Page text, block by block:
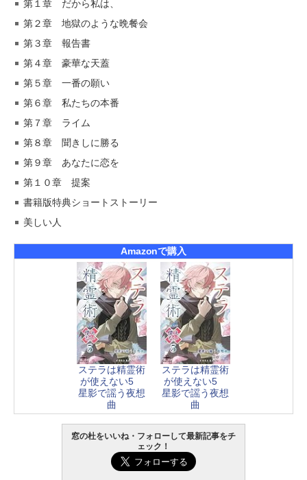
第１章 だから私は、
第２章 地獄のような晩餐会
第３章 報告書
第４章 豪華な天蓋
第５章 一番の願い
第６章 私たちの本番
第７章 ライム
第８章 聞きしに勝る
第９章 あなたに恋を
第１０章 提案
書籍版特典ショートストーリー
美しい人
Amazonで購入
ステラは精霊術
が使えない5
星影で謡う夜想
曲
ステラは精霊術
が使えない5
星影で謡う夜想
曲
窓の杜をいいね・フォローして最新記事をチ
ェック！